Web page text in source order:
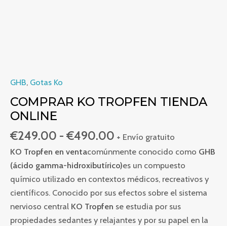
GHB, Gotas Ko
COMPRAR KO TROPFEN TIENDA
ONLINE
€249.00 - €490.00 + Envío gratuito
KO Tropfen en ventacomúnmente conocido como GHB
(ácido gamma-hidroxibutírico)es un compuesto
químico utilizado en contextos médicos, recreativos y
científicos. Conocido por sus efectos sobre el sistema
nervioso central KO Tropfen se estudia por sus
propiedades sedantes y relajantes y por su papel en la